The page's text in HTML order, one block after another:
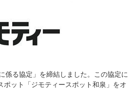
係る協定」を締結しました。この協定に
ット「ジモティースポット和泉」をオ